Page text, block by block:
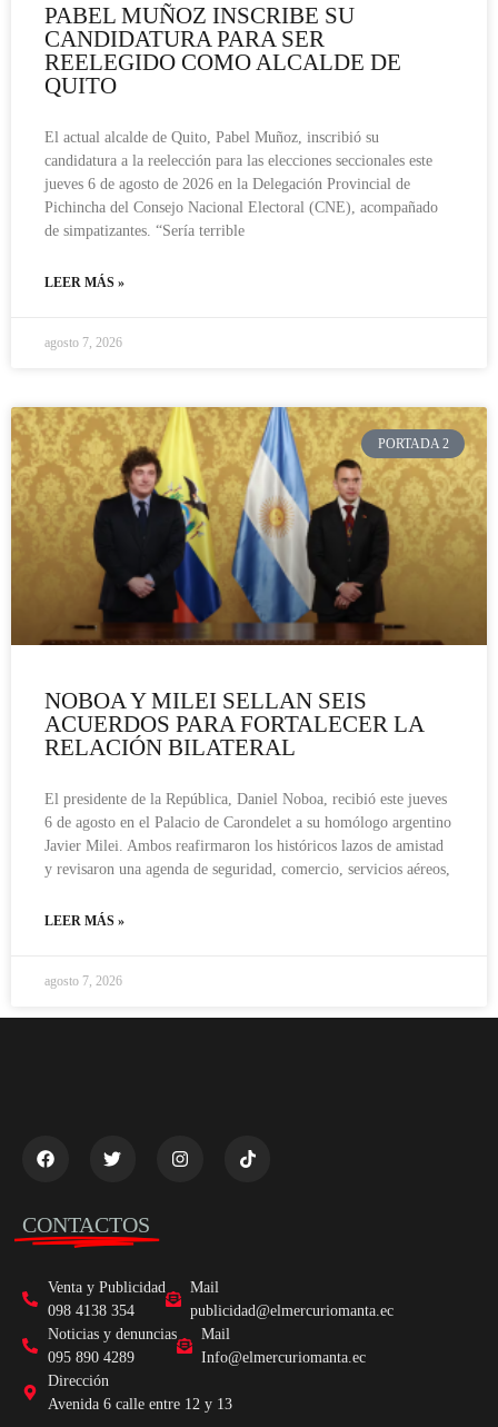
PABEL MUÑOZ INSCRIBE SU
CANDIDATURA PARA SER
REELEGIDO COMO ALCALDE DE
QUITO
El actual alcalde de Quito, Pabel Muñoz, inscribió su
candidatura a la reelección para las elecciones seccionales este
jueves 6 de agosto de 2026 en la Delegación Provincial de
Pichincha del Consejo Nacional Electoral (CNE), acompañado
de simpatizantes. “Sería terrible
LEER MÁS »
agosto 7, 2026
PORTADA 2
NOBOA Y MILEI SELLAN SEIS
ACUERDOS PARA FORTALECER LA
RELACIÓN BILATERAL
El presidente de la República, Daniel Noboa, recibió este jueves
6 de agosto en el Palacio de Carondelet a su homólogo argentino
Javier Milei. Ambos reafirmaron los históricos lazos de amistad
y revisaron una agenda de seguridad, comercio, servicios aéreos,
LEER MÁS »
agosto 7, 2026
CONTACTOS
Venta y Publicidad
098 4138 354
Mail
publicidad@elmercuriomanta.ec
Noticias y denuncias
095 890 4289
Mail
Info@elmercuriomanta.ec
Dirección
Avenida 6 calle entre 12 y 13